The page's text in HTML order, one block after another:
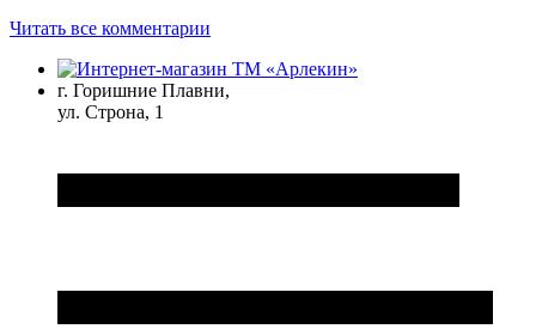
Читать все комментарии
г. Горишние Плавни,
ул. Строна, 1